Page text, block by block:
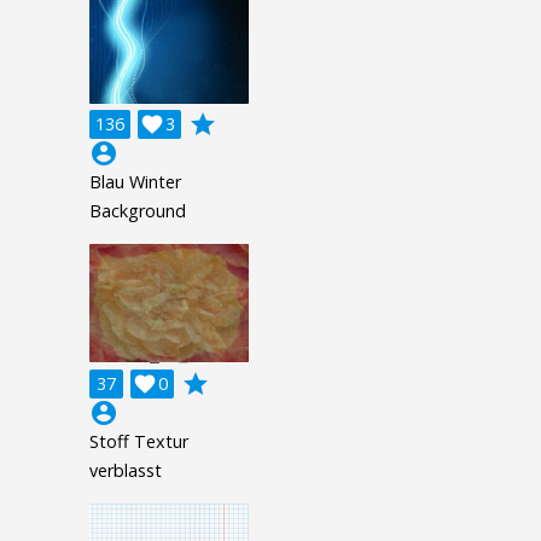
136 3

grade
account_circle
Blau Winter
Background
37 0

grade
account_circle
Stoff Textur
verblasst